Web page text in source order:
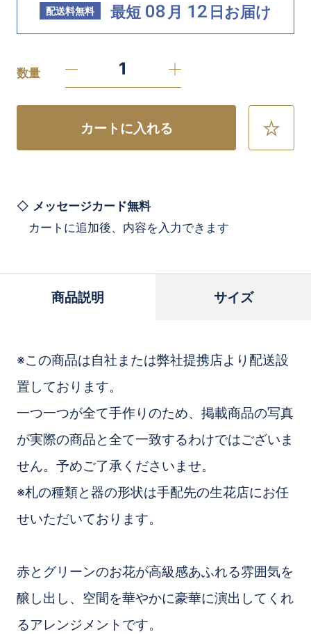
配送料無料 最短 08 月 12 日お届け
数量
カートに入れる
お
メッセージカード無料
カートに追加後、内容を入力できます
商品説明 サイズ
※この商品は自社または弊社提携店より配送設
置しております。
一つ一つが全て手作りのため、掲載商品の写真
が実際の商品と全て一致するわけではございま
せん。予めご了承くださいませ。
※札の種類と器の形状は手配先の生花店にお任
せいただいております。
赤とグリーンのお花が高級感あふれる雰囲気を
醸し出し、空間を華やかに豪華に演出してくれ
るアレンジメントです。